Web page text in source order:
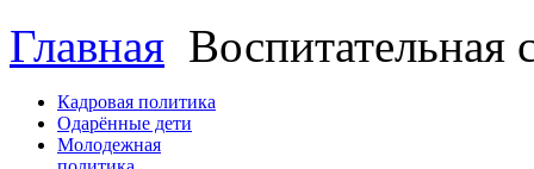
Главная Воспитательная
Кадровая политика
Одарённые дети
Молодежная